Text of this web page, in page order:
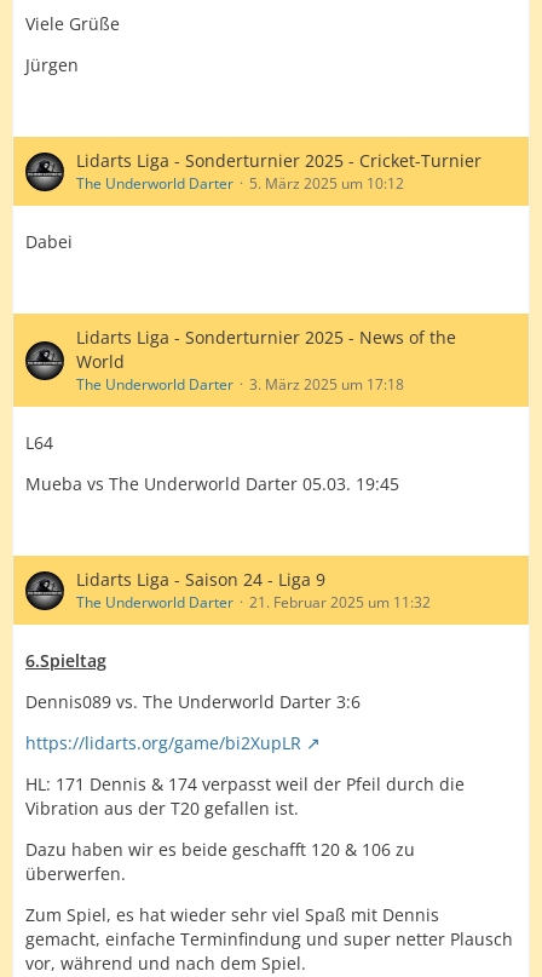
Viele Grüße
Jürgen
Lidarts Liga - Sonderturnier 2025 - Cricket-Turnier
The Underworld Darter 5. März 2025 um 10:12
Dabei
Lidarts Liga - Sonderturnier 2025 - News of the
World
The Underworld Darter 3. März 2025 um 17:18
L64
Mueba vs The Underworld Darter 05.03. 19:45
Lidarts Liga - Saison 24 - Liga 9
The Underworld Darter 21. Februar 2025 um 11:32
6.Spieltag
Dennis089 vs. The Underworld Darter 3:6
https://lidarts.org/game/bi2XupLR
HL: 171 Dennis & 174 verpasst weil der Pfeil durch die
Vibration aus der T20 gefallen ist.
Dazu haben wir es beide geschafft 120 & 106 zu
überwerfen.
Zum Spiel, es hat wieder sehr viel Spaß mit Dennis
gemacht, einfache Terminfindung und super netter Plausch
vor, während und nach dem Spiel.